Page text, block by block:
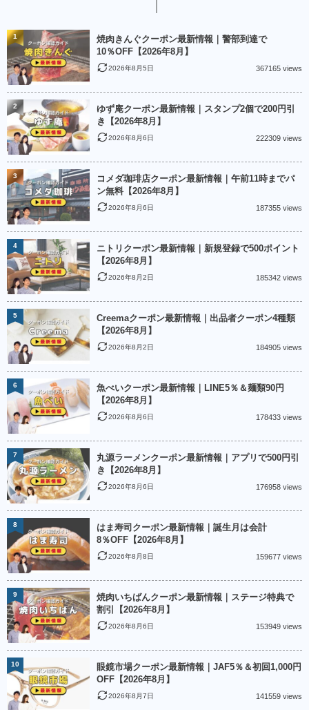
焼肉きんぐクーポン最新情報｜警部到達で
10％OFF【2026年8月】
2026年8月5日 367165 views
1
ゆず庵クーポン最新情報｜スタンプ2個で200円引
き【2026年8月】
2026年8月6日 222309 views
2
コメダ珈琲店クーポン最新情報｜午前11時までパ
ン無料【2026年8月】
2026年8月6日 187355 views
3
ニトリクーポン最新情報｜新規登録で500ポイント
【2026年8月】
2026年8月2日 185342 views
4
Creemaクーポン最新情報｜出品者クーポン4種類
【2026年8月】
2026年8月2日 184905 views
5
魚べいクーポン最新情報｜LINE5％＆麺類90円
【2026年8月】
2026年8月6日 178433 views
6
丸源ラーメンクーポン最新情報｜アプリで500円引
き【2026年8月】
2026年8月6日 176958 views
7
はま寿司クーポン最新情報｜誕生月は会計
8％OFF【2026年8月】
2026年8月8日 159677 views
8
焼肉いちばんクーポン最新情報｜ステージ特典で
割引【2026年8月】
2026年8月6日 153949 views
9
眼鏡市場クーポン最新情報｜JAF5％＆初回1,000円
OFF【2026年8月】
2026年8月7日 141559 views
10